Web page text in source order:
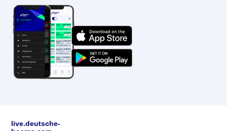
live.deutsche-